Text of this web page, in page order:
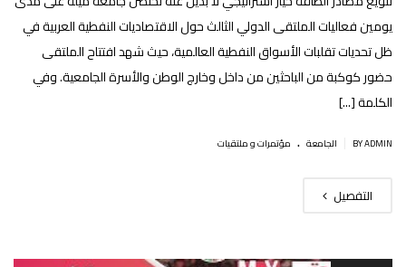
يومين فعاليات الملتقى الدولي الثالث حول الاقتصاديات النفطية العربية في
ظل تحديات تقلبات الأسواق النفطية العالمية، حيث شهد افتتاح الملتقى
حضور كوكبة من الباحثين من داخل وخارج الوطن والأسرة الجامعية. وفي
الكلمة [...]
BY ADMIN الجامعة . مؤتمرات و ملتقيات
التفصيل